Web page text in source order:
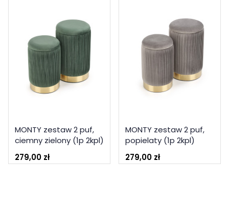
MONTY zestaw 2 puf,
ciemny zielony (1p 2kpl)
279,00 zł
MONTY zestaw 2 puf,
popielaty (1p 2kpl)
279,00 zł